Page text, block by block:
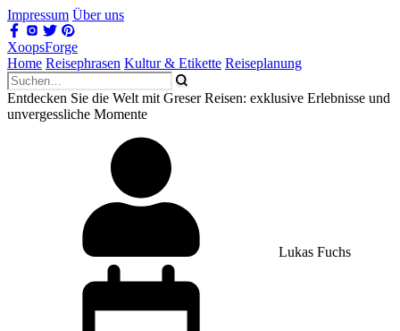
Impressum Über uns
XoopsForge
Home Reisephrasen Kultur & Etikette Reiseplanung
Entdecken Sie die Welt mit Greser Reisen: exklusive Erlebnisse und
unvergessliche Momente
Lukas Fuchs